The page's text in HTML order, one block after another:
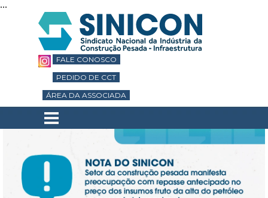
...
Ir para o conteúdo
Pular menu
ÁREA DA ASSOCIADA
PEDIDO DE CCT
FALE CONOSCO